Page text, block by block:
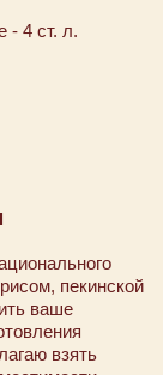
- 4 ст. л.
пекинской
ваше
взять